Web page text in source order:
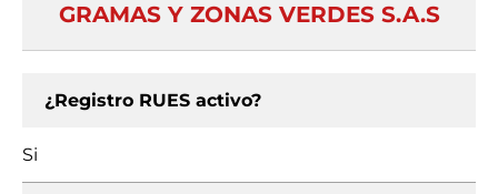
GRAMAS Y ZONAS VERDES S.A.S
¿Registro RUES activo?
Si